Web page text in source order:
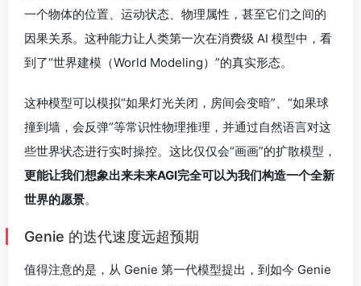
Genie 的迭代速度远超预期
值得注意的是，从 Genie 第一代模型提出，到如今 Genie
内，模型的核心能力从2D视频生成跃迁为3D的可交互、可
推理、可操控的实时世界建模系统，其背后的技术进化速
度远超我们的想象。
这不仅仅是模型架构的进步，更是底层理念的突变。Genie
演化”的高维潜在空间表达，这种做法本质上更加接近于人
类对世界的认知方式。